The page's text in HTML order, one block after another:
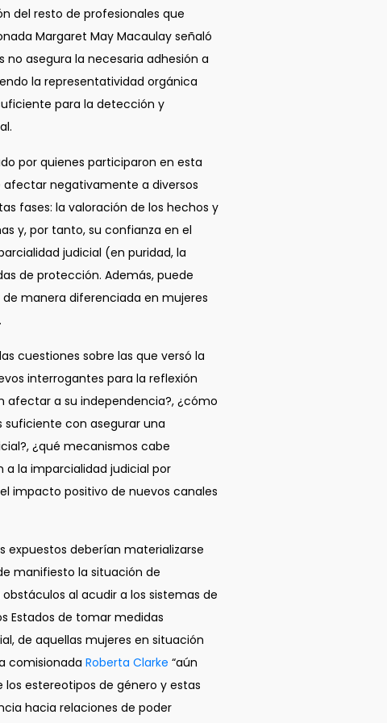
del resto de profesionales que
Margaret May Macaulay señaló
asegura la necesaria adhesión a
la representatividad orgánica
para la detección y
por quienes participaron en esta
negativamente a diversos
fases: la valoración de los hechos y
y, por tanto, su confianza en el
judicial (en puridad, la
de protección. Además, puede
manera diferenciada en mujeres
cuestiones sobre las que versó la
interrogantes para la reflexión
afectar a su independencia?, ¿cómo
con asegurar una
¿qué mecanismos cabe
la imparcialidad judicial por
impacto positivo de nuevos canales
expuestos deberían materializarse
la situación de
al acudir a los sistemas de
Estados de tomar medidas
de aquellas mujeres en situación
comisionada Roberta Clarke “aún
estereotipos de género y estas
hacia relaciones de poder